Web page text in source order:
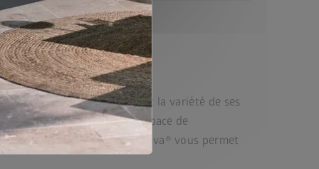
CasaNova® fait preuve, avec la variété de ses
Vous recherchez un espace de
? La dépendance CasaNova® vous permet